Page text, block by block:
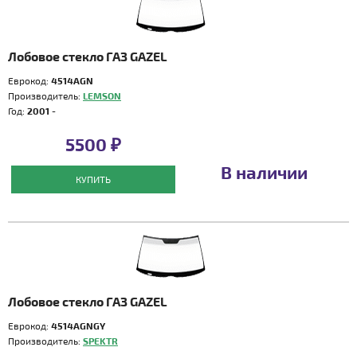
Лобовое стекло ГАЗ GAZEL
Еврокод: 4514AGN
Производитель: LEMSON
Год: 2001 -
5500 ₽
КУПИТЬ В наличии
Лобовое стекло ГАЗ GAZEL
Еврокод: 4514AGNGY
Производитель: SPEKTR